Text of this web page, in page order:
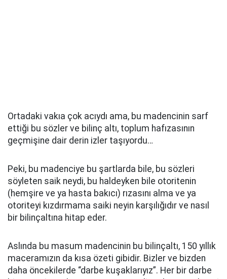
Ortadaki vakıa çok acıydı ama, bu madencinin sarf
ettiği bu sözler ve bilinç altı, toplum hafızasının
geçmişine dair derin izler taşıyordu…
Peki, bu madenciye bu şartlarda bile, bu sözleri
söyleten saik neydi, bu haldeyken bile otoritenin
(hemşire ve ya hasta bakıcı) rızasını alma ve ya
otoriteyi kızdırmama saiki neyin karşılığıdır ve nasıl
bir bilinçaltına hitap eder.
Aslında bu masum madencinin bu bilinçaltı, 150 yıllık
maceramızın da kısa özeti gibidir. Bizler ve bizden
daha öncekilerde “darbe kuşaklarıyız”. Her bir darbe